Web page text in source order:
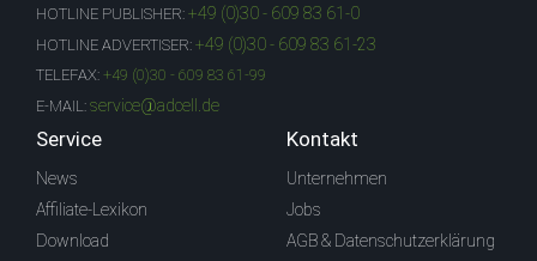
HOTLINE PUBLISHER: +49 (0)30 - 609 83 61-0
HOTLINE ADVERTISER: +49 (0)30 - 609 83 61-23
TELEFAX: +49 (0)30 - 609 83 61-99
E-MAIL: service@adcell.de
Service
News
Affiliate-Lexikon
Download
Kontakt
Unternehmen
Jobs
AGB & Datenschutzerklärung